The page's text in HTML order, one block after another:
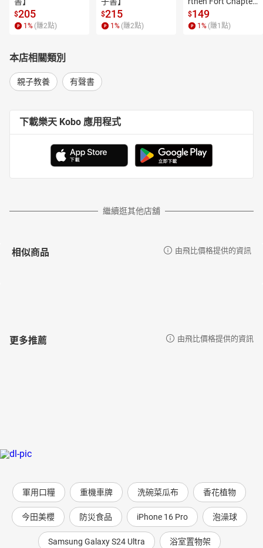
$205
1 % (賺2點)
$215
1 % (賺2點)
4【有聲書】
$149
1 % (賺1 點)
本店相關類別
親子教養 有聲書
下載樂天 Kobo 應用程式
繼續逛其他店舖
相似商品 由飛比價格提供的資訊
更多推薦 由飛比價格提供的資訊
軍用口糧 重機車牌 洗碗菜瓜布 香花植物
今田美櫻 防災食品 iPhone 16 Pro 泡澡球
Samsung Galaxy S24 Ultra 浴室置物架